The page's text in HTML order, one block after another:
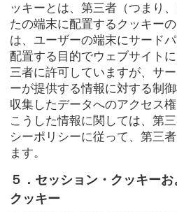
ッキーとは、第三者（つまり
たの端末に配置するクッキー
は、ユーザーの端末にサード
配置する目的でウェブサイト
三者に許可していますが、サ
ーが提供する情報に対する制
収集したデータへのアクセス
こうした情報に関しては、第
シーポリシーに従って、第三
ます。
５．セッション・クッキー
クッキー